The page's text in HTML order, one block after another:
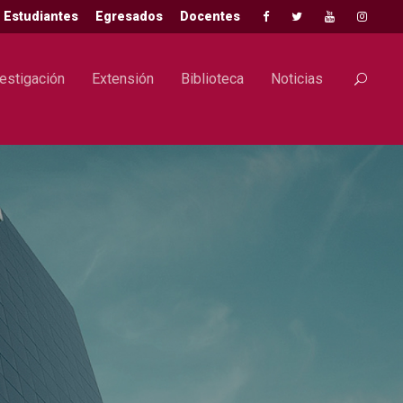
Estudiantes Egresados Docentes
Extensión Biblioteca Noticias